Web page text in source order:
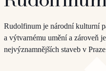
Rudolfinum je národní kulturní
a výtvarnému umění a zároveň
nejvýznamnějších staveb v